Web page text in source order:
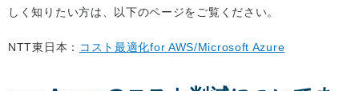
しく知りたい方は、以下のページをご覧ください。
NTT東日本： コスト最適化for AWS/Microsoft Azure